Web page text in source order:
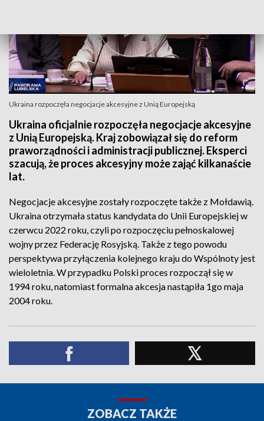
Ukraina rozpoczęła negocjacje akcesyjne z Unią Europejską
Ukraina oficjalnie rozpoczęła negocjacje akcesyjne
z Unią Europejską. Kraj zobowiązał się do reform
praworządności i administracji publicznej. Eksperci
szacują, że proces akcesyjny może zająć kilkanaście
lat.
Negocjacje akcesyjne zostały rozpoczęte także z Mołdawią.
Ukraina otrzymała status kandydata do Unii Europejskiej w
czerwcu 2022 roku, czyli po rozpoczęciu pełnoskalowej
wojny przez Federację Rosyjską. Także z tego powodu
perspektywa przyłączenia kolejnego kraju do Wspólnoty jest
wieloletnia. W przypadku Polski proces rozpoczął się w
1994 roku, natomiast formalna akcesja nastąpiła 1go maja
2004 roku.
ZOBACZ TAKŻE